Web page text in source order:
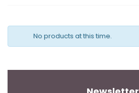
No products at this time.